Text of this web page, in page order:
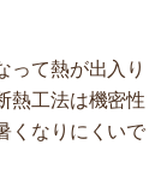
って熱が出入り
熱工法は機密性
くなりにくいで